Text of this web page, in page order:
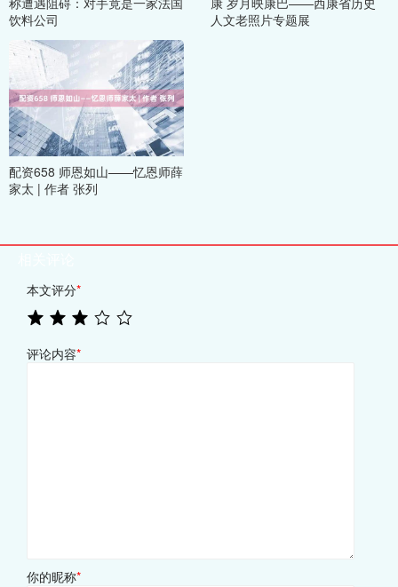
饮料公司
人文老照片专题展
配资658 师恩如山——忆恩师薛
家太 | 作者 张列
本文评分*
评论内容*
你的昵称*